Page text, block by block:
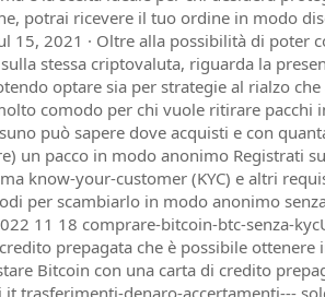
potrai ricevere il tuo ordine in modo
15, 2021 · Oltre alla possibilità di
stessa criptovaluta, riguarda la
optare sia per strategie al rialzo
comodo per chi vuole ritirare
può sapere dove acquisti e con
un pacco in modo anonimo Registrati
know-your-customer (KYC) e altri
per scambiarlo in modo anonimo
11 18 comprare-bitcoin-btc-senza-
prepagata che è possibile
Bitcoin con una carta di credito
trasferimenti-denaro-accertamenti---